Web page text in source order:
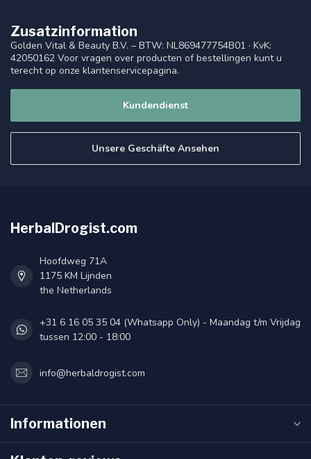
Zusatzinformation
Golden Vital & Beauty B.V. – BTW: NL869477754B01 · KvK:
42050162 Voor vragen over producten of bestellingen kunt u
terecht op onze klantenservicepagina.
Kundendienst
Unsere Geschäfte Ansehen
HerbalDrogist.com
Hoofdweg 71A
1175 KM Lijnden
the Netherlands
+31 6 16 05 35 04 (Whatsapp Only) - Maandag t/m Vrijdag
tussen 12:00 - 18:00
info@herbaldrogist.com
Informationen